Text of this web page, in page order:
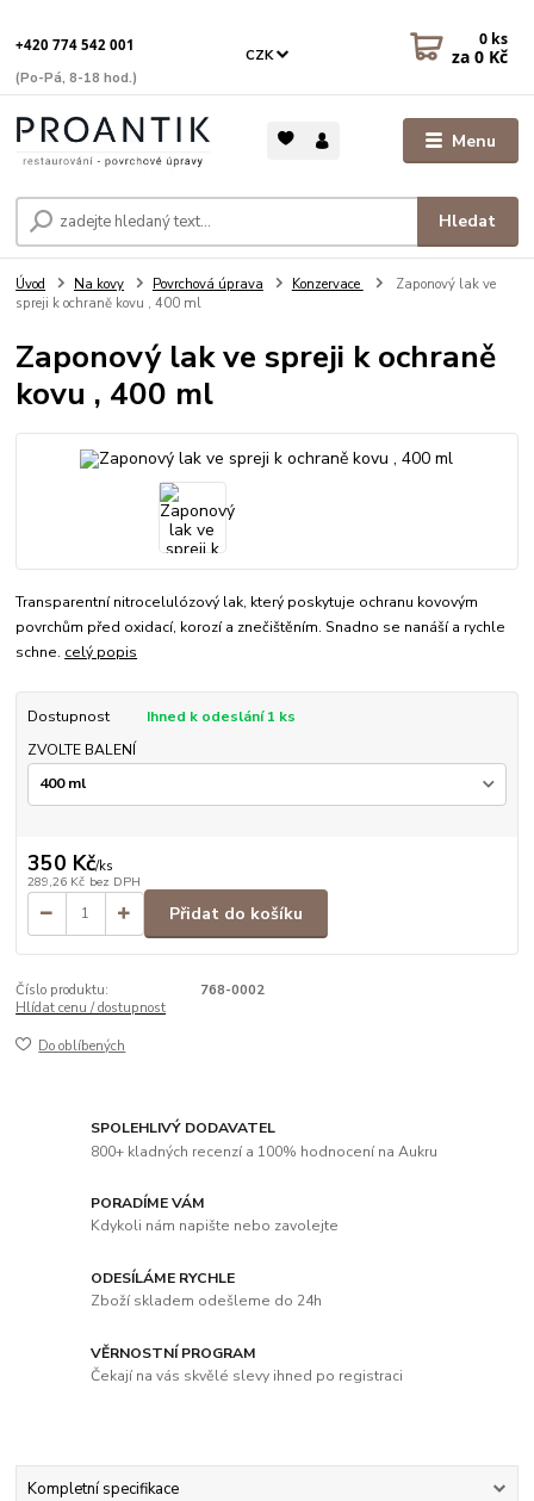
Menu
CZK
Hledat
+420 774 542 001
(Po-Pá, 8-18 hod.)
0 ks
za 0 Kč
Úvod Na kovy Povrchová úprava Konzervace
Zaponový lak ve
spreji k ochraně kovu , 400 ml
Zaponový lak ve spreji k ochraně
kovu , 400 ml
Transparentní nitrocelulózový lak, který poskytuje ochranu kovovým
povrchům před oxidací, korozí a znečištěním. Snadno se nanáší a rychle
schne. celý popis
Dostupnost
Ihned k odeslání 1 ks
ZVOLTE BALENÍ
350 Kč/ks
289,26 Kč bez DPH
Přidat do košíku
Číslo produktu:
768-0002
Hlídat cenu / dostupnost
Do oblíbených
SPOLEHLIVÝ DODAVATEL
800+ kladných recenzí a 100% hodnocení na Aukru
PORADÍME VÁM
Kdykoli nám napište nebo zavolejte
ODESÍLÁME RYCHLE
Zboží skladem odešleme do 24h
VĚRNOSTNÍ PROGRAM
Čekají na vás skvělé slevy ihned po registraci
Kompletní specifikace